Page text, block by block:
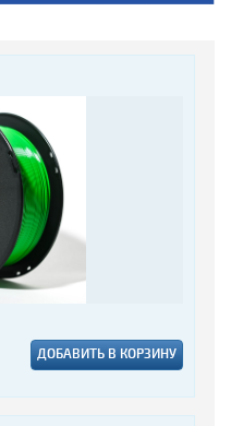
ДОБАВИТЬ В КОРЗИНУ